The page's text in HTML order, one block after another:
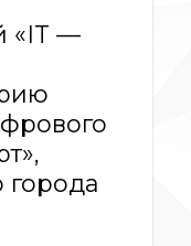
«IT —